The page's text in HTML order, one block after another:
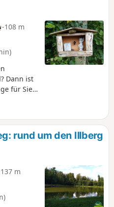
-108 m
Dann ist
für Sie.
im
rund um den Illberg
m